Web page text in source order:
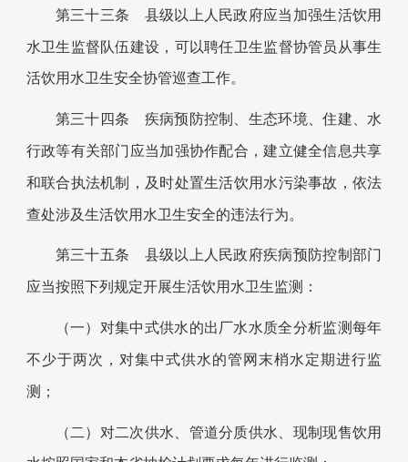
第三十三条 县级以上人民政府应当加强生活饮用
水卫生监督队伍建设，可以聘任卫生监督协管员从事生
活饮用水卫生安全协管巡查工作。
第三十四条 疾病预防控制、生态环境、住建、水
行政等有关部门应当加强协作配合，建立健全信息共享
和联合执法机制，及时处置生活饮用水污染事故，依法
查处涉及生活饮用水卫生安全的违法行为。
第三十五条 县级以上人民政府疾病预防控制部门
应当按照下列规定开展生活饮用水卫生监测：
（一）对集中式供水的出厂水水质全分析监测每年
不少于两次，对集中式供水的管网末梢水定期进行监
测；
（二）对二次供水、管道分质供水、现制现售饮用